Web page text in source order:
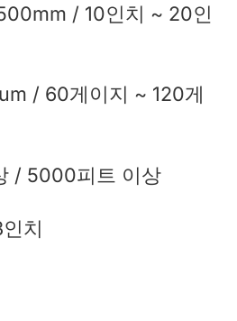
/ 10인치 ~ 20인
/ 60게이지 ~ 120게
/ 5000피트 이상
치